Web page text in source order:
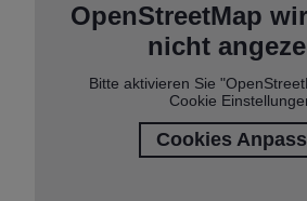
OpenStreetMap
nicht
Bitte aktivieren Sie
Cookie
Cookies